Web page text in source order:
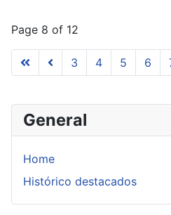
General
Home
Histórico destacados
Page 8 of 12
3 4 5 6